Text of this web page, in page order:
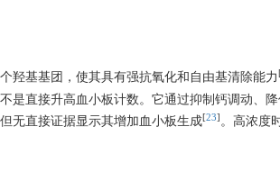
羟基基团，使其具有强抗氧化和自由基清除能力
是直接升高血小板计数。它通过抑制钙调动、
无直接证据显示其增加血小板生成[23] 。高浓度